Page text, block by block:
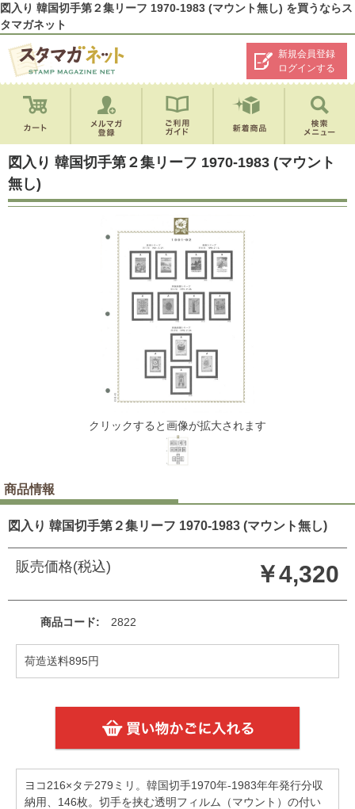
図入り 韓国切手第２集リーフ 1970-1983 (マウント無し) を買うならス
タマガネット
新規会員登録
ログインする
図入り 韓国切手第２集リーフ 1970-1983 (マウント
無し)
クリックすると画像が拡大されます
商品情報
図入り 韓国切手第２集リーフ 1970-1983 (マウント無し)
販売価格(税込) ￥4,320
商品コード 2822
荷造送料895円
ヨコ216×タテ279ミリ。韓国切手1970年-1983年年発行分収
納用、146枚。切手を挟む透明フィルム（マウント）の付い